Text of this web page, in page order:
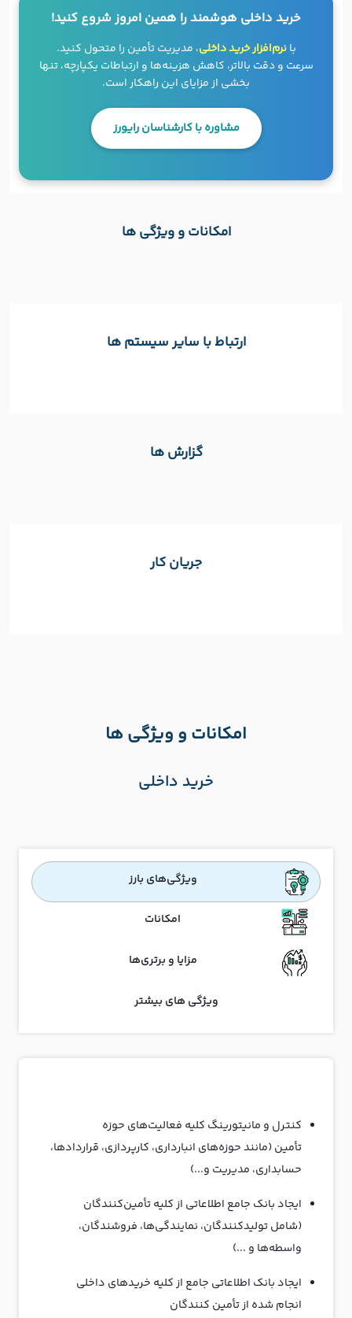
خرید داخلی هوشمند را همین امروز شروع کنید!
بانرم‌افزار خرید داخلی، مدیریت تأمین را متحول کنید.
سرعت و دقت بالاتر، کاهش هزینه‌ها و ارتباطات یکپارچه، تنها
بخشی از مزایای این راهکار است.
مشاوره با کارشناسان رایورز
امکانات و ویژگی ها
ارتباط با سایر سیستم ها
گزارش ها
جریان کار
امکانات و ویژگی ها
خرید داخلی
ویژگی‌های بارز
امکانات
مزایا و برتری‌ها
ویژگی های بیشتر
کنترل و مانیتورینگ کلیه فعالیت‌های حوزه
تأمین (مانند حوزه‌های انبارداری، کارپردازی، قراردادها،
حسابداری، مدیریت و...)
ایجاد بانک جامع اطلاعاتی از کلیه تأمین‌کنندگان
(شامل تولیدکنندگان، نمایندگی‌ها، فروشندگان،
واسطه‌ها و ...)
ایجاد بانک اطلاعاتی جامع از کلیه خریدهای داخلی
انجام شده از تأمین کنندگان